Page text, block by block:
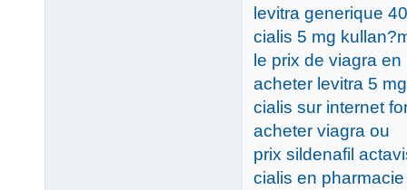
levitra generique
cialis 5 mg
le prix de viagra
acheter levitra 5 mg
cialis sur internet
acheter viagra ou
prix sildenafil
cialis en